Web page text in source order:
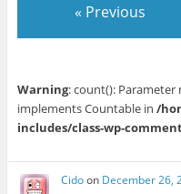
« Previous
Warning: count():
implements Countable in /
includes/class-wp-
Cidoon December 26,